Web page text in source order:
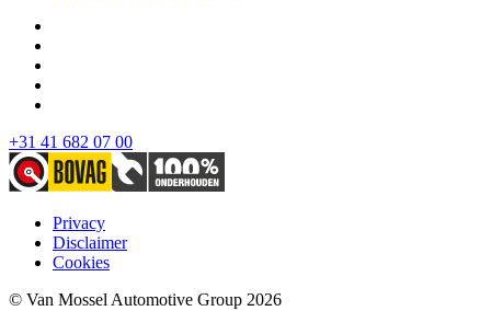
+31 41 682 07 00
Privacy
Disclaimer
Cookies
© Van Mossel Automotive Group 2026